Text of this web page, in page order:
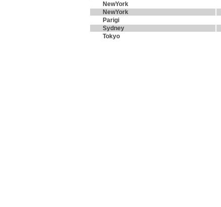
NewYork
NewYork
Parigi
Sydney
Tokyo